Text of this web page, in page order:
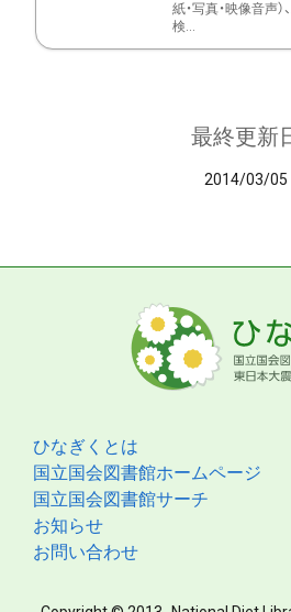
紙・写真・映像音声）
検...
最終更新
2014/03/05
ひなぎくとは
国立国会図書館ホームページ
国立国会図書館サーチ
お知らせ
お問い合わせ